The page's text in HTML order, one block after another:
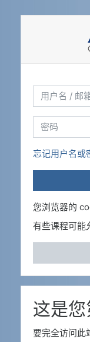
用户名 / 邮箱
密码
忘记用户名或
您浏览器的
有些课程可能
这是
要完全访问此